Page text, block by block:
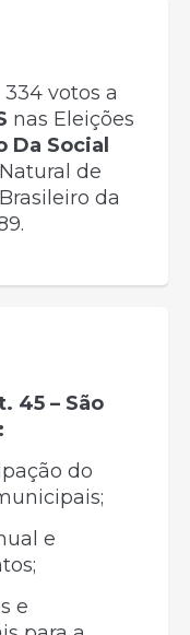
votos a
nas Eleições
Da Social
de
da
45 – São
do
e
e